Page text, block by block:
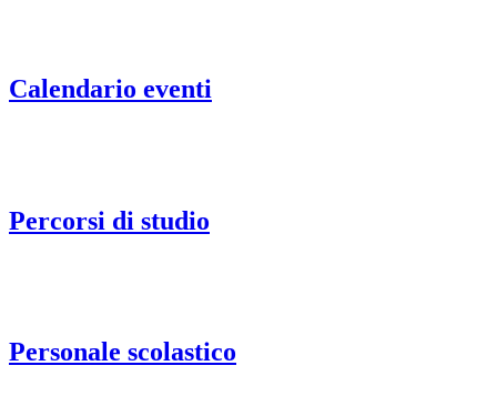
Calendario eventi
Percorsi di studio
Personale scolastico